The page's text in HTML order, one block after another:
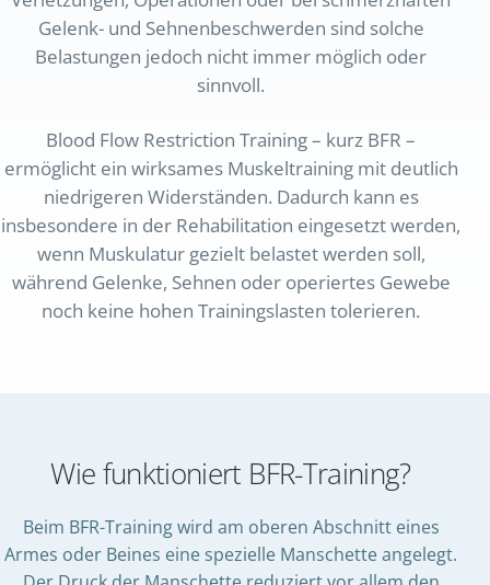
Gelenk- und Sehnenbeschwerden sind solche
Belastungen jedoch nicht immer möglich oder
sinnvoll.
Blood Flow Restriction Training – kurz BFR –
ermöglicht ein wirksames Muskeltraining mit deutlich
niedrigeren Widerständen. Dadurch kann es
insbesondere in der Rehabilitation eingesetzt werden,
wenn Muskulatur gezielt belastet werden soll,
während Gelenke, Sehnen oder operiertes Gewebe
noch keine hohen Trainingslasten tolerieren.
Wie funktioniert BFR-Training?
Beim BFR-Training wird am oberen Abschnitt eines
Armes oder Beines eine spezielle Manschette angelegt.